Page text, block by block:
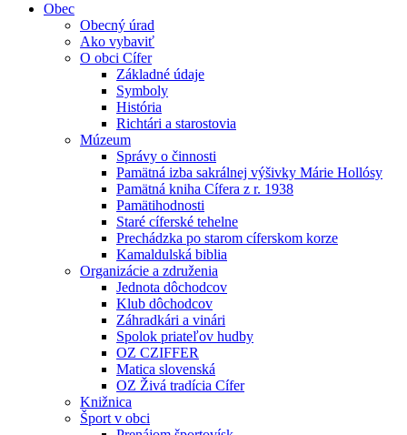
Obec
Obecný úrad
Ako vybaviť
O obci Cífer
Základné údaje
Symboly
História
Richtári a starostovia
Múzeum
Správy o činnosti
Pamätná izba sakrálnej výšivky Márie Hollósy
Pamätná kniha Cífera z r. 1938
Pamätihodnosti
Staré cíferské tehelne
Prechádzka po starom cíferskom korze
Kamaldulská biblia
Organizácie a združenia
Jednota dôchodcov
Klub dôchodcov
Záhradkári a vinári
Spolok priateľov hudby
OZ CZIFFER
Matica slovenská
OZ Živá tradícia Cífer
Knižnica
Šport v obci